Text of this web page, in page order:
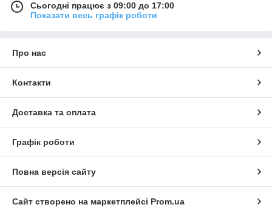
Особливості тунік сорочок
Сьогодні працює з 09:00 до 17:00
Показати весь графік роботи
Про нас
Контакти
Доставка та оплата
Графік роботи
Повна версія сайту
Сайт створено на маркетплейсі Prom.ua